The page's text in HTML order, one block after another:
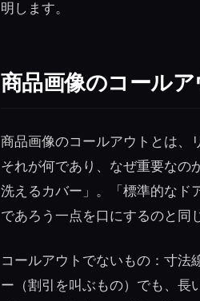
明します。
商品画像のコール
商品画像のコールアウトとは、
それが何であり、なぜ重要なの
洗えるカバー」。「標準的なド
であろう一点を口にするのと同
コールアウトでないもの：寸法
ー（割引を叫ぶもの）でも、長